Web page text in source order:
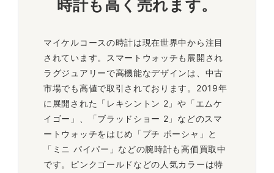
時計も高く売れます。
マイケルコースの時計は現在世界中から注目
されています。スマートウォッチも展開され
ラグジュアリーで高機能なデザインは、中古
市場でも高値で取引されております。2019年
に展開された「レキシントン 2」や「エムケ
イゴー」、「ブラッドショー 2」などのスマ
ートウォッチをはじめ「プチ ポーシャ」と
「ミニ パイパー」などの腕時計も高価買取中
です。ピンクゴールドなどの人気カラーは特